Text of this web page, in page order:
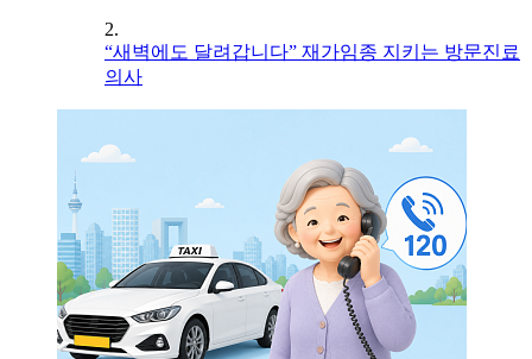
2.
“새벽에도 달려갑니다” 재가임종 지키는 방문진료
의사